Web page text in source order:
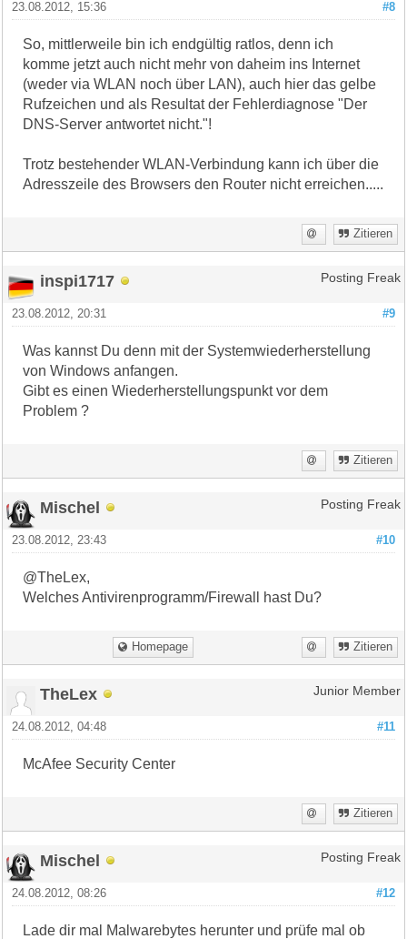
#8
23.08.2012, 15:36
So, mittlerweile bin ich endgültig ratlos, denn ich
komme jetzt auch nicht mehr von daheim ins Internet
(weder via WLAN noch über LAN), auch hier das gelbe
Rufzeichen und als Resultat der Fehlerdiagnose "Der
DNS-Server antwortet nicht."!
Trotz bestehender WLAN-Verbindung kann ich über die
Adresszeile des Browsers den Router nicht erreichen.....
Zitieren
inspi1717 Posting Freak
#9
23.08.2012, 20:31
Was kannst Du denn mit der Systemwiederherstellung
von Windows anfangen.
Gibt es einen Wiederherstellungspunkt vor dem
Problem ?
Zitieren
Mischel Posting Freak
#10
23.08.2012, 23:43
@TheLex,
Welches Antivirenprogramm/Firewall hast Du?
Homepage Zitieren
TheLex Junior Member
#11
24.08.2012, 04:48
McAfee Security Center
Zitieren
Mischel Posting Freak
#12
24.08.2012, 08:26
Lade dir mal Malwarebytes herunter und prüfe mal ob